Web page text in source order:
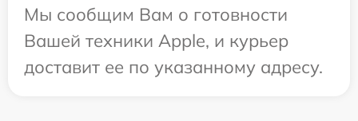
Мы сообщим Вам о готовности
Вашей техники Apple, и курьер
доставит ее по указанному адресу.